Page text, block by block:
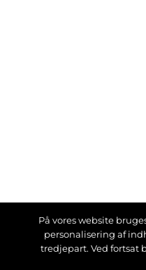
På vores website
personalisering af
tredjepart. Ved fortsat